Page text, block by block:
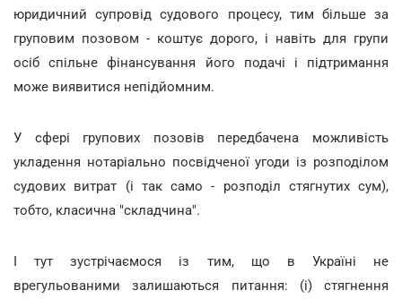
юридичний супровід судового процесу, тим більше за
груповим позовом - коштує дорого, і навіть для групи
осіб спільне фінансування його подачі і підтримання
може виявитися непідйомним.
У сфері групових позовів передбачена можливість
укладення нотаріально посвідченої угоди із розподілом
судових витрат (і так само - розподіл стягнутих сум),
тобто, класична "складчина".
І тут зустрічаємося із тим, що в Україні не
врегульованими залишаються питання: (і) стягнення